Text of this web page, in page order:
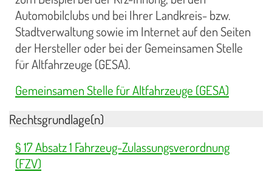
Automobilclubs und bei Ihrer Landkreis- bzw.
Stadtverwaltung sowie im Internet auf den Seiten
der Hersteller oder bei der Gemeinsamen Stelle
für Altfahrzeuge (GESA).
Gemeinsamen Stelle für Altfahrzeuge (GESA)
Rechtsgrundlage(n)
§ 17 Absatz 1 Fahrzeug-Zulassungsverordnung
(FZV)